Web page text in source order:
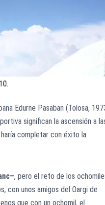
Edurne Pasaban (Tolosa,
significan la ascensión a
completar con éxito la
, pero el reto de los
con unos amigos del Oargi de
que con un ochomil, el